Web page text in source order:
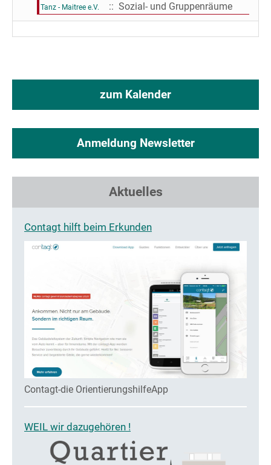
Tanz - Maitree e.V.
:: Sozial- und Gruppenräume
zum Kalender
Anmeldung Newsletter
Aktuelles
Contagt hilft beim Erkunden
Contagt-die OrientierungshilfeApp
WEIL wir dazugehören !